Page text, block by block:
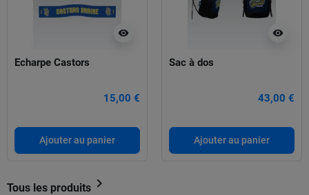
visibility
Echarpe Castors
15,00 €
Ajouter au panier
visibility
Sac à dos
43,00 €
Ajouter au panier
Tous les produits 